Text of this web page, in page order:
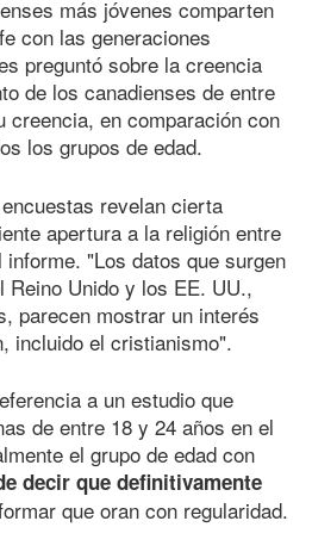
más jóvenes comparten
con las generaciones
preguntó sobre la creencia
de los canadienses de entre
creencia, en comparación con
los grupos de edad.
revelan cierta
apertura a la religión entre
"Los datos que surgen
Reino Unido y los EE. UU.,
parecen mostrar un interés
incluido el cristianismo".
a un estudio que
de entre 18 y 24 años en el
el grupo de edad con
decir que definitivamente
que oran con regularidad.